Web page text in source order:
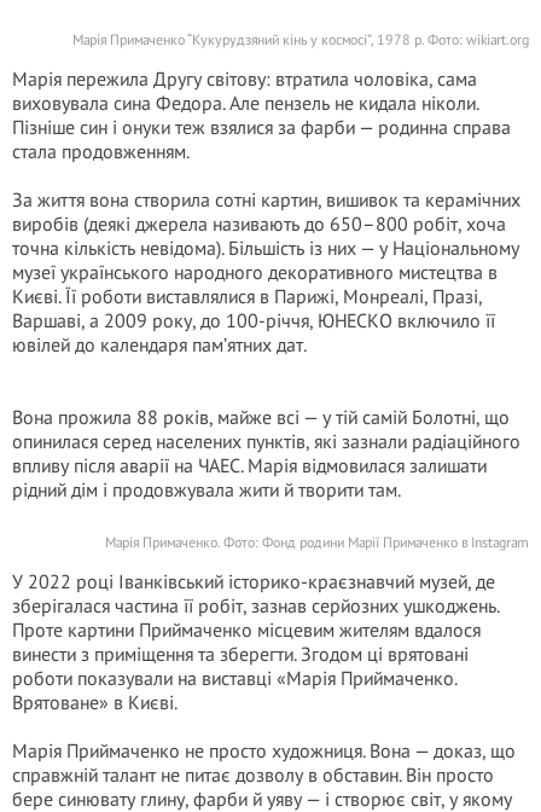
Марія Примаченко “Кукурудзяний кінь у космосі”, 1978 р. Фото: wikiart.org
Марія пережила Другу світову: втратила чоловіка, сама
виховувала сина Федора. Але пензель не кидала ніколи.
Пізніше син і онуки теж взялися за фарби — родинна справа
стала продовженням.
За життя вона створила сотні картин, вишивок та керамічних
виробів (деякі джерела називають до 650–800 робіт, хоча
точна кількість невідома). Більшість із них — у Національному
музеї українського народного декоративного мистецтва в
Києві. Її роботи виставлялися в Парижі, Монреалі, Празі,
Варшаві, а 2009 року, до 100-річчя, ЮНЕСКО включило її
ювілей до календаря пам’ятних дат.
Вона прожила 88 років, майже всі — у тій самій Болотні, що
опинилася серед населених пунктів, які зазнали радіаційного
впливу після аваpiї на ЧАЕС. Марія відмовилася залишати
рідний дім і продовжувала жити й творити там.
Марія Примаченко. Фото: Фонд родини Марії Примаченко в Instagram
У 2022 році Іванківський історико-краєзнавчий музей, де
зберігалася частина її робіт, зазнав серйозних ушкоджень.
Проте картини Приймаченко місцевим жителям вдалося
винести з приміщення та зберегти. Згодом ці врятовані
роботи показували на виставці «Марія Приймаченко.
Врятоване» в Києві.
Марія Приймаченко не просто художниця. Вона — доказ, що
справжній талант не питає дозволу в обставин. Він просто
бере синювату глину, фарби й уяву — і створює світ, у якому